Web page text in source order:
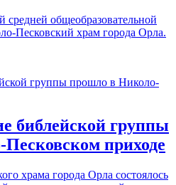
средней общеобразовательной
Песковский храм города Орла.
библейской группы
приходе
храма города Орла состоялось